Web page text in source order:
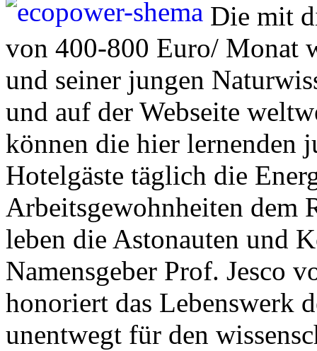
Die mit
von 400-800 Euro/ Monat
und seiner jungen
und auf der Webseite
können die hier lernenden
Hotelgäste täglich die
Arbeitsgewohnheiten dem
leben die Astonauten und
Namensgeber Prof. Jesco
honoriert das Lebenswerk
unentwegt für den